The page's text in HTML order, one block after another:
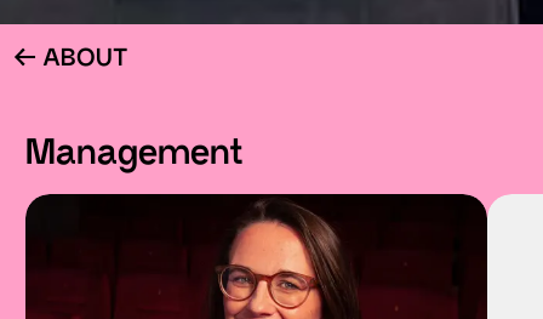
ABOUT
Management